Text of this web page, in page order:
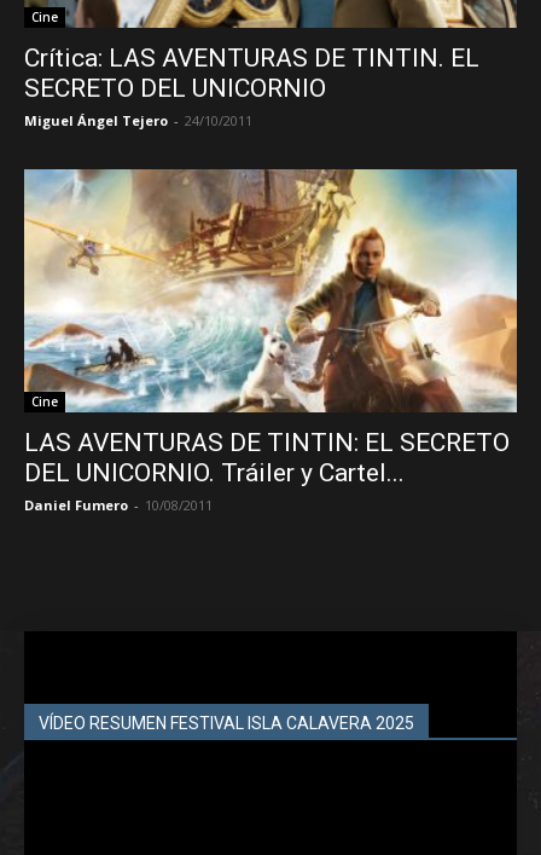
Cine
Crítica: LAS AVENTURAS DE TINTIN. EL
SECRETO DEL UNICORNIO
Miguel Ángel Tejero - 24/10/2011
Cine
LAS AVENTURAS DE TINTIN: EL SECRETO
DEL UNICORNIO. Tráiler y Cartel...
Daniel Fumero - 10/08/2011
VÍDEO RESUMEN FESTIVAL ISLA CALAVERA 2025